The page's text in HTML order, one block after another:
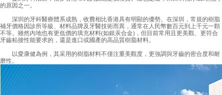
的原因之一。
深圳的牙科醫療體系成熟，收費相比香港具有明顯的優勢。在深圳，常規的樹脂
補牙價格因診所等級、材料品牌及牙醫技術而異，通常在人民幣數百元到上千元一顆
不等。雖然內地也有更低價的填充材料(如銀汞合金)，但目前常用且更美觀、更符合
牙齒粘接性能要求的，還是進口或國產的高品質樹脂材料。
以愛康健為例，其采用的樹脂材料不僅注重美觀度，更強調與牙齒的密合度和耐
磨性。